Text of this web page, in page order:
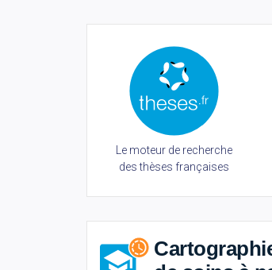
Le moteur de recherche
des thèses françaises